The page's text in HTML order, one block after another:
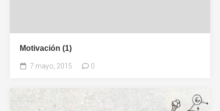
Motivación (1)
7 mayo, 2015 0